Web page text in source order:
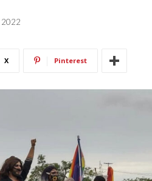
2022
X Pinterest